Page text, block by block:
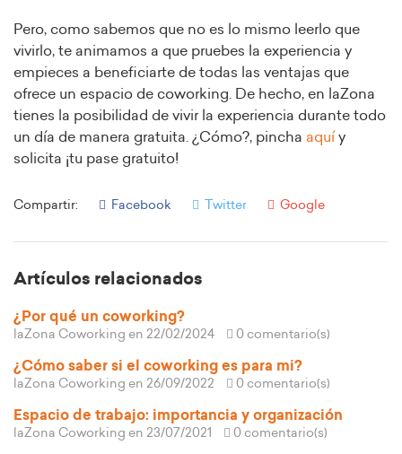
Pero, como sabemos que no es lo mismo leerlo que
vivirlo, te animamos a que pruebes la experiencia y
empieces a beneficiarte de todas las ventajas que
ofrece un espacio de coworking. De hecho, en laZona
tienes la posibilidad de vivir la experiencia durante todo
un día de manera gratuita. ¿Cómo?, pincha aquí y
solicita ¡tu pase gratuito!
Compartir: Facebook Twitter Google
Artículos relacionados
¿Por qué un coworking?
laZona Coworking en 22/02/2024 0 comentario(s)
¿Cómo saber si el coworking es para mi?
laZona Coworking en 26/09/2022 0 comentario(s)
Espacio de trabajo: importancia y organización
laZona Coworking en 23/07/2021 0 comentario(s)